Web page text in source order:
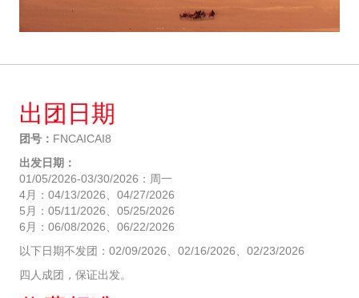
出团日期
团号： FNCAICAI8
出发日期：
01/05/2026-03/30/2026：周一
4月：04/13/2026、04/27/2026
5月：05/11/2026、05/25/2026
6月：06/08/2026、06/22/2026
以下日期不发团：02/09/2026、02/16/2026、02/23/2026
四人成团，保证出发。